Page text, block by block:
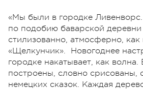
«Мы были в городке
по подобию баварской
стилизованно, атмосферно,
«Щелкунчик». Новогоднее
городке накатывает, как волна.
построены, словно срисованы,
немецких сказок. Каждая